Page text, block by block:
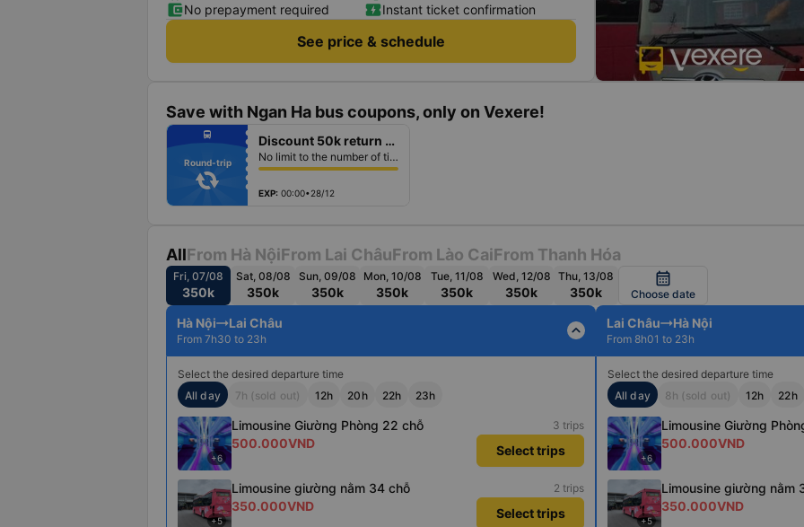
No prepayment required
Instant ticket confirmation
See price & schedule
Save with Ngan Ha bus coupons, only on Vexere!
fiber_manual_record
fiber_manual_record
fiber_manual_record
fiber_manual_record
fiber_manual_record
fiber_manual_record
fiber_manual_record
directions_bus
Round-trip
Discount 50k return ticket
No limit to the number of tickets per booking
EXP: 00:00•28/12
AllFrom Hà NộiFrom Lai ChâuFrom Lào CaiFrom Thanh Hóa
Fri, 07/08
350k
Sat, 08/08
350k
Sun, 09/08
350k
Mon, 10/08
350k
Tue, 11/08
350k
Wed, 12/08
350k
Thu, 13/08
350k
calendar_month
Choose date
Hà Nội Lai Châu
From 7h30 to 23h expand_less
Select the desired departure time
All day
7h (sold out) 12h 20h 22h 23h
+6
Limousine Giường Phòng 22 chỗ 3 trips
500.000VND Select trips
+5
Limousine giường nằm 34 chỗ 2 trips
350.000VND Select trips
Lai Châu Hà Nội
From 8h01 to 23h
Select the desired departure time
All day
8h (sold out) 12h 22h
+6
Limousine Giường
500.000VND
+5
Limousine giường nằm
350.000VND